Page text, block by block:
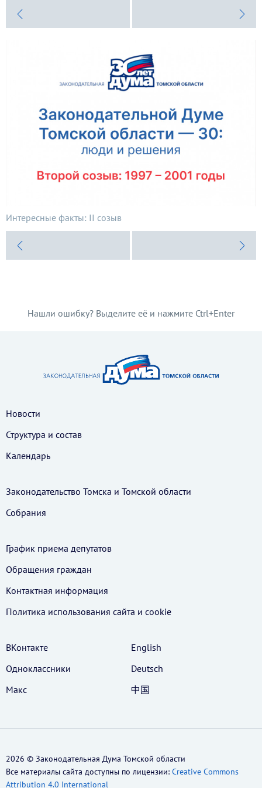
Интересные факты: II созыв
Нашли ошибку? Выделите её и нажмите Ctrl+Enter
Новости
Структура и состав
Календарь
Законодательство Томска и Томской области
Собрания
График приема депутатов
Обращения граждан
Контактная информация
Политика использования cайта и cookie
ВКонтакте
Одноклассники
Макс
English
Deutsch
中国
2026 © Законодательная Дума Томской области
Все материалы сайта доступны по лицензии: Creative Commons
Attribution 4.0 International